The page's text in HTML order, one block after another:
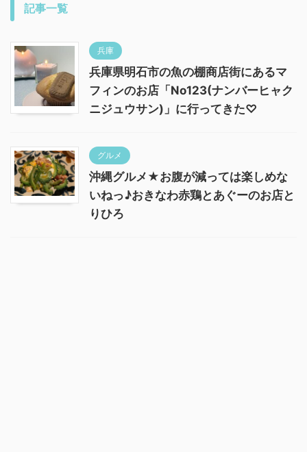
記事一覧
兵庫
兵庫県明石市の魚の棚商店街にあるマ
フィンのお店「No123(ナンバーヒャク
ニジュウサン)」に行ってきた♡
グルメ
沖縄グルメ★お腹が減っては楽しめな
いねっ♪おきなわ赤鶏とあぐーのお店と
りひろ